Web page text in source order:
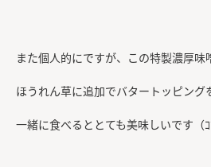
また個人的にですが、この特製濃厚味
ほうれん草に追加でバタートッピング
一緒に食べるととても美味しいです（ｺ